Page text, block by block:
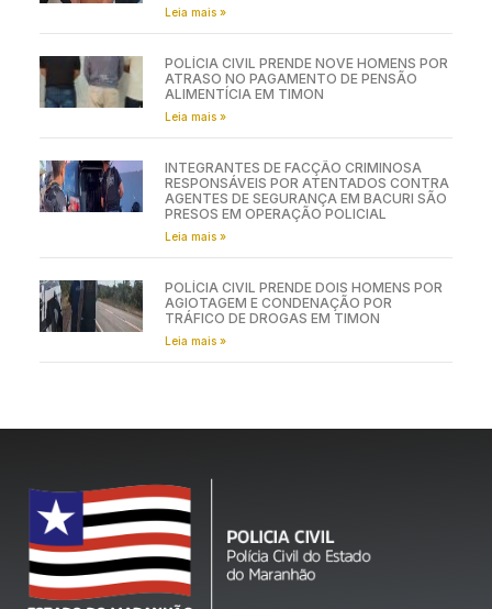
Leia mais »
POLÍCIA CIVIL PRENDE NOVE HOMENS POR
ATRASO NO PAGAMENTO DE PENSÃO
ALIMENTÍCIA EM TIMON
Leia mais »
INTEGRANTES DE FACÇÃO CRIMINOSA
RESPONSÁVEIS POR ATENTADOS CONTRA
AGENTES DE SEGURANÇA EM BACURI SÃO
PRESOS EM OPERAÇÃO POLICIAL
Leia mais »
POLÍCIA CIVIL PRENDE DOIS HOMENS POR
AGIOTAGEM E CONDENAÇÃO POR
TRÁFICO DE DROGAS EM TIMON
Leia mais »